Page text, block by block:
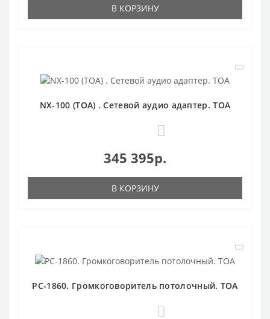
В КОРЗИНУ
NX-100 (TOA) . Сетевой аудио адаптер. TOA
345 395р.
В КОРЗИНУ
PC-1860. Громкоговоритель потолочный. TOA